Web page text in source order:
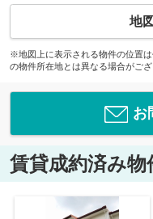
地
※地図上に表示される物件の位置
の物件所在地とは異なる場合がござ
お
賃貸成約済み物